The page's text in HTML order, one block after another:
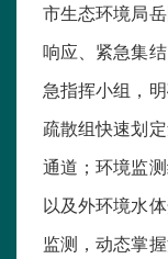
市生态环境局
响应、紧急集
急指挥小组，
疏散组快速划
通道；环境监
以及外环境水
监测，动态掌